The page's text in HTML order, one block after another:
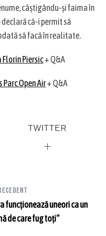
câștigându-și faima în
că-i permit să
să facă în realitate.
Florin Piersic+ Q&A
Parc Open Air+ Q&A
TWITTER
funcționează uneori ca un
de care fug toți“